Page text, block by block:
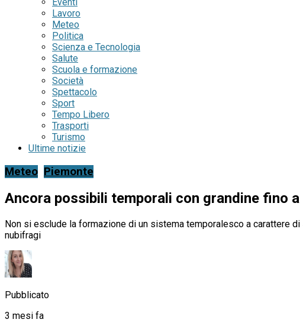
Eventi
Lavoro
Meteo
Politica
Scienza e Tecnologia
Salute
Scuola e formazione
Società
Spettacolo
Sport
Tempo Libero
Trasporti
Turismo
Ultime notizie
Meteo Piemonte
Ancora possibili temporali con grandine fino
Non si esclude la formazione di un sistema temporalesco a carattere
nubifragi
Pubblicato
3 mesi fa